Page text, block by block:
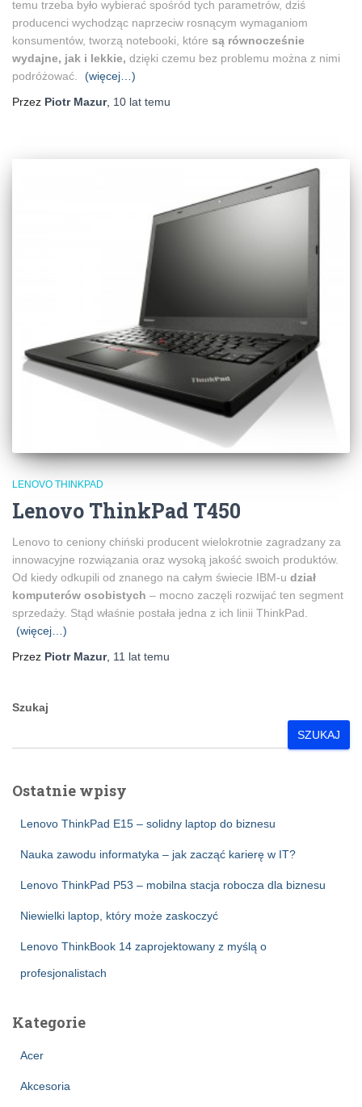
temu trzeba było wybierać spośród tych parametrów, dziś
producenci wychodząc naprzeciw rosnącym wymaganiom
konsumentów, tworzą notebooki, które są równocześnie
wydajne, jak i lekkie, dzięki czemu bez problemu można z nimi
podróżować.
(więcej…)
Przez Piotr Mazur, 10 lat temu
LENOVO THINKPAD
Lenovo ThinkPad T450
Lenovo to ceniony chiński producent wielokrotnie zagradzany za
innowacyjne rozwiązania oraz wysoką jakość swoich produktów.
Od kiedy odkupili od znanego na całym świecie IBM-u dział
komputerów osobistych – mocno zaczęli rozwijać ten segment
sprzedaży. Stąd właśnie postała jedna z ich linii ThinkPad.
(więcej…)
Przez Piotr Mazur, 11 lat temu
Szukaj
SZUKAJ
Ostatnie wpisy
Lenovo ThinkPad E15 – solidny laptop do biznesu
Nauka zawodu informatyka – jak zacząć karierę w IT?
Lenovo ThinkPad P53 – mobilna stacja robocza dla biznesu
Niewielki laptop, który może zaskoczyć
Lenovo ThinkBook 14 zaprojektowany z myślą o
profesjonalistach
Kategorie
Acer
Akcesoria